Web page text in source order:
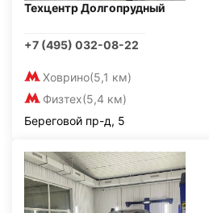
Техцентр Долгопрудный
+7 (495) 032-08-22
Ховрино(5,1 км)
Физтех(5,4 км)
Береговой пр-д, 5